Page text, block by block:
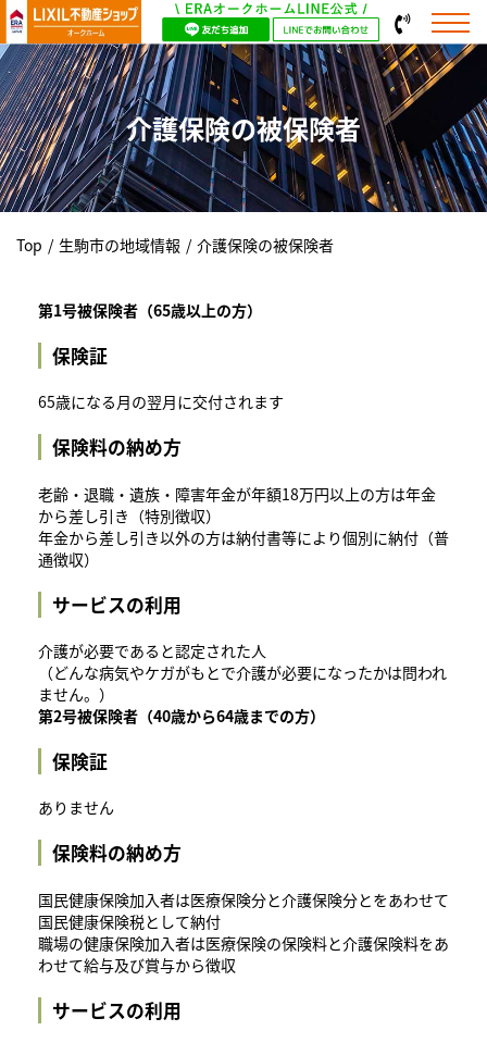
介護保険の被保険者
Top / 生駒市の地域情報 / 介護保険の被保険者
第1号被保険者（65歳以上の方）
保険証
65歳になる月の翌月に交付されます
保険料の納め方
老齢・退職・遺族・障害年金が年額18万円以上の方は年金
から差し引き（特別徴収）
年金から差し引き以外の方は納付書等により個別に納付（普
通徴収）
サービスの利用
介護が必要であると認定された人
（どんな病気やケガがもとで介護が必要になったかは問われ
ません。）
第2号被保険者（40歳から64歳までの方）
保険証
ありません
保険料の納め方
国民健康保険加入者は医療保険分と介護保険分とをあわせて
国民健康保険税として納付
職場の健康保険加入者は医療保険の保険料と介護保険料をあ
わせて給与及び賞与から徴収
サービスの利用